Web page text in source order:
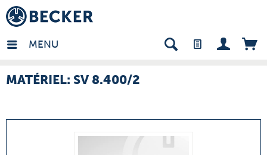
MENU
- FR
MATÉRIEL: SV 8.400/2